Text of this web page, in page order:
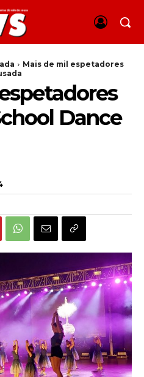
Mais de mil espetadores
Dance